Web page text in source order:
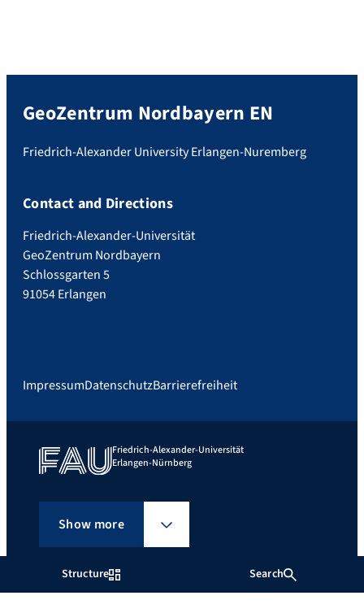
Structure Search
GeoZentrum Nordbayern EN
Friedrich-Alexander University Erlangen-Nuremberg
Contact and Directions
Friedrich-Alexander-Universität
GeoZentrum Nordbayern
Schlossgarten 5
91054 Erlangen
ImpressumDatenschutzBarrierefreiheit
Friedrich-Alexander-Universität
Erlangen-Nürnberg
Show more